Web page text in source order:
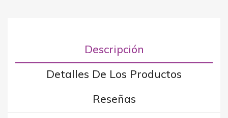
Descripción
Detalles De Los Productos
Reseñas